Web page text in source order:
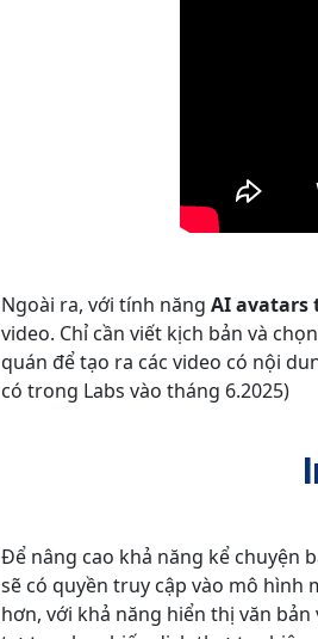
Ngoài ra, với tính năng AI avatars
video. Chỉ cần viết kịch bản và
quán để tạo ra các video có nội
có trong Labs vào tháng 6.2025)
Để nâng cao khả năng kể chuyện
sẽ có quyền truy cập vào mô hình
hơn, với khả năng hiển thị văn